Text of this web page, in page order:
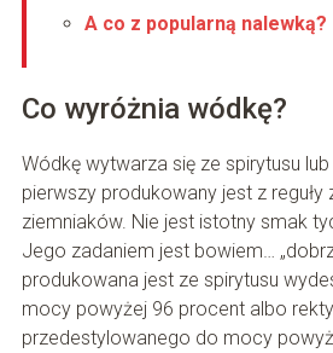
A co z popularną nalewką?
Co wyróżnia wódkę?
Wódkę wytwarza się ze spirytusu
pierwszy produkowany jest z reguły
ziemniaków. Nie jest istotny smak
Jego zadaniem jest bowiem…
produkowana jest ze spirytusu
mocy powyżej 96 procent albo
przedestylowanego do mocy